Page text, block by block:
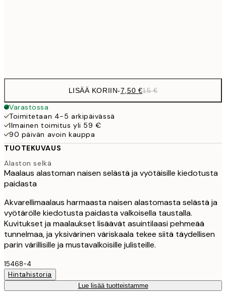
LISÄÄ KORIIN-7,50 €15 €
Varastossa
Toimitetaan 4-5 arkipäivässä
Ilmainen toimitus yli 59 €
90 päivän avoin kauppa
TUOTEKUVAUS
Alaston selkä
Maalaus alastoman naisen selästä ja vyötäisille kiedotusta
paidasta
Akvarellimaalaus harmaasta naisen alastomasta selästä ja
vyötärölle kiedotusta paidasta valkoisella taustalla.
Kuvitukset ja maalaukset lisäävät asuintilaasi pehmeää
tunnelmaa, ja yksivärinen väriskaala tekee siitä täydellisen
parin värillisille ja mustavalkoisille julisteille.
15468-4
Hintahistoria
Lue lisää tuotteistamme